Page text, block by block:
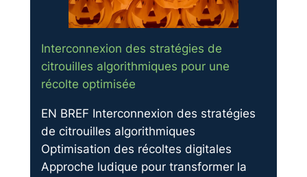
Interconnexion des stratégies de
citrouilles algorithmiques pour une
récolte optimisée
EN BREF Interconnexion des stratégies
de citrouilles algorithmiques
Optimisation des récoltes digitales
Approche ludique pour transformer la